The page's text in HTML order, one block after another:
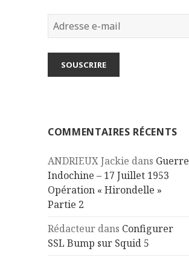
Adresse
e-
mail
SOUSCRIRE
COMMENTAIRES RÉCENTS
ANDRIEUX Jackie dans Guerre
Indochine – 17 Juillet 1953
Opération « Hirondelle »
Partie 2
Rédacteur dans Configurer
SSL Bump sur Squid 5